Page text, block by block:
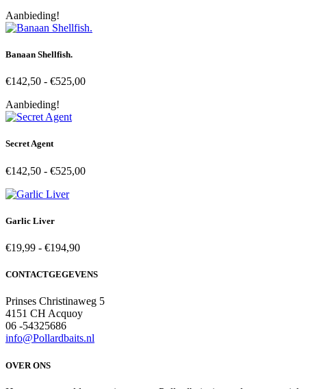
€525,00
Aanbieding!
Banaan Shellfish.
€142,50 - €525,00Prijsklasse:
Aanbieding!
Secret Agent
€142,50 - €525,00Prijsklasse:
Garlic Liver
€19,99 - €194,90Prijsklasse:
tot
CONTACTGEGEVENS
Prinses Christinaweg 5
4151 CH Acquoy
06 -54325686
info@Pollardbaits.nl
OVER ONS